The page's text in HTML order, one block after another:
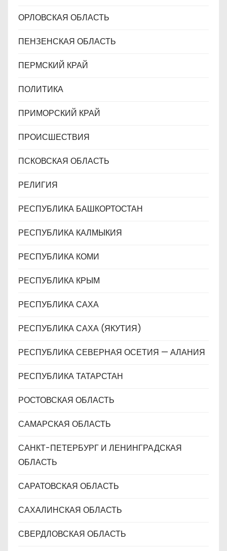
ОРЛОВСКАЯ ОБЛАСТЬ
ПЕНЗЕНСКАЯ ОБЛАСТЬ
ПЕРМСКИЙ КРАЙ
ПОЛИТИКА
ПРИМОРСКИЙ КРАЙ
ПРОИСШЕСТВИЯ
ПСКОВСКАЯ ОБЛАСТЬ
РЕЛИГИЯ
РЕСПУБЛИКА БАШКОРТОСТАН
РЕСПУБЛИКА КАЛМЫКИЯ
РЕСПУБЛИКА КОМИ
РЕСПУБЛИКА КРЫМ
РЕСПУБЛИКА САХА
РЕСПУБЛИКА САХА (ЯКУТИЯ)
РЕСПУБЛИКА СЕВЕРНАЯ ОСЕТИЯ — АЛАНИЯ
РЕСПУБЛИКА ТАТАРСТАН
РОСТОВСКАЯ ОБЛАСТЬ
САМАРСКАЯ ОБЛАСТЬ
САНКТ-ПЕТЕРБУРГ И ЛЕНИНГРАДСКАЯ
ОБЛАСТЬ
САРАТОВСКАЯ ОБЛАСТЬ
САХАЛИНСКАЯ ОБЛАСТЬ
СВЕРДЛОВСКАЯ ОБЛАСТЬ